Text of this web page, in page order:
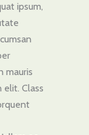
ipsum,
mauris
Class